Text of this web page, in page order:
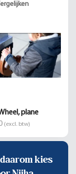
plane
(excl. btw)
kies